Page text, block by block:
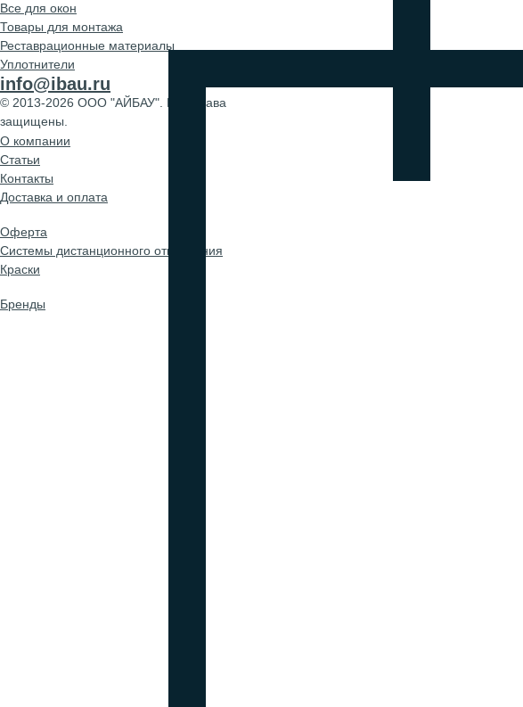
Все для окон
Товары для монтажа
Реставрационные материалы
Уплотнители
info@ibau.ru
© 2013-2026 ООО "АЙБАУ". Все права
защищены.
О компании
Cтатьи
Контакты
Доставка и оплата
Оферта
Системы дистанционного открывания
Краски
Бренды